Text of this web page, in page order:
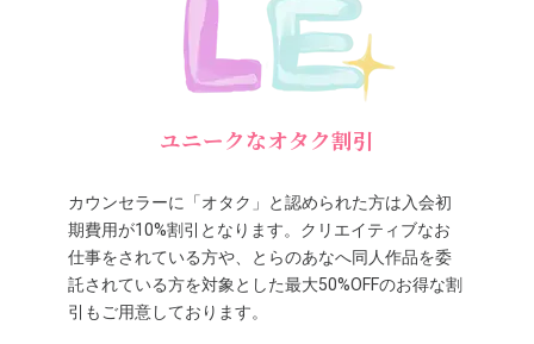
ユニークなオタク割引
カウンセラーに「オタク」と認められた方は入会初
期費用が10%割引となります。クリエイティブなお
仕事をされている方や、とらのあなへ同人作品を委
託されている方を対象とした最大50%OFFのお得な割
引もご用意しております。